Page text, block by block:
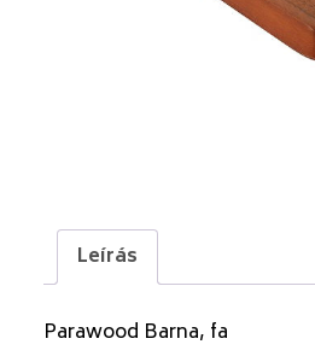
Leírás
Parawood Barna, fa